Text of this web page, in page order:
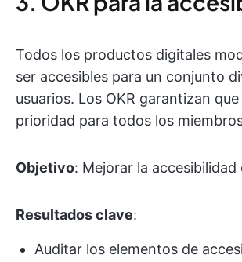
Todos los productos digitales
ser accesibles para un conjunto
usuarios. Los OKR garantizan
prioridad para todos los
Objetivo: Mejorar la
Resultados clave:
Auditar los elementos de